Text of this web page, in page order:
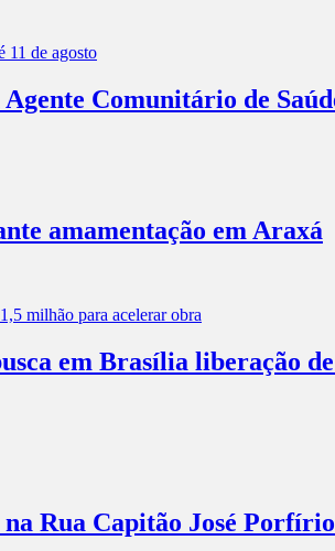
Comunitário de
amamentação em Araxá
em Brasília liberação
Rua Capitão José Porfírio